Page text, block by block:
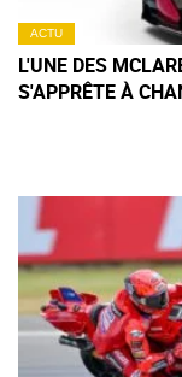
ACTU
L'UNE DES
S'APPRÊTE À